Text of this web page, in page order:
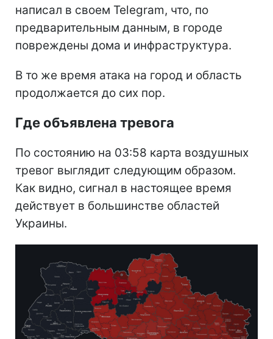
написал в своем Telegram, что, по
предварительным данным, в городе
повреждены дома и инфраструктура.
В то же время атака на город и область
продолжается до сих пор.
Где объявлена тревога
По состоянию на 03:58 карта воздушных
тревог выглядит следующим образом.
Как видно, сигнал в настоящее время
действует в большинстве областей
Украины.